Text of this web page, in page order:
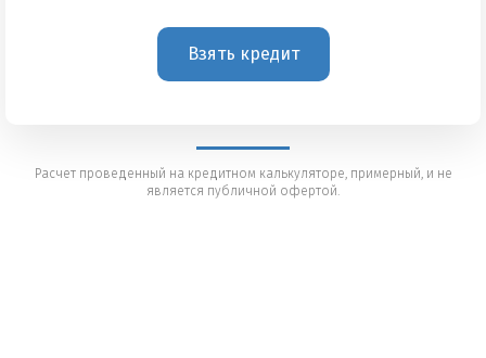
Взять кредит
Расчет проведенный на кредитном калькуляторе, примерный, и не
является публичной офертой.